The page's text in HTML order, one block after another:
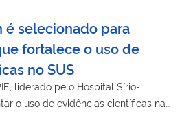
é selecionado para
fortalece o uso de
no SUS
liderado pelo Hospital Sírio-
o uso de evidências científicas na